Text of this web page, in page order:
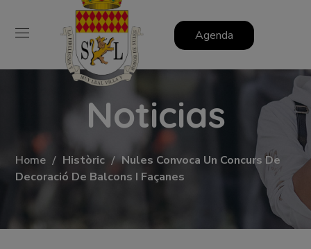
Agenda
Noticias
Home Històric
Nules Convoca Un Concurs De
Decoració De Balcons I Façanes